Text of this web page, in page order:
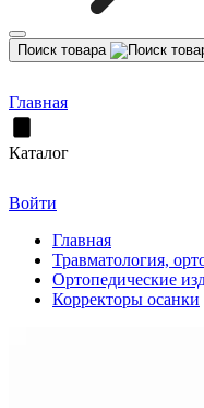
Поиск товара
Главная
Каталог
Войти
Главная
Травматология,
Ортопедические
Корректоры осанки